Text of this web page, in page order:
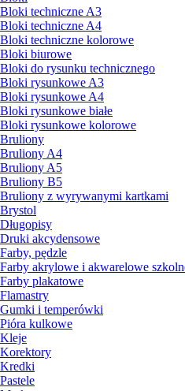
Bloki techniczne A3
Bloki techniczne A4
Bloki techniczne kolorowe
Bloki biurowe
Bloki do rysunku technicznego
Bloki rysunkowe A3
Bloki rysunkowe A4
Bloki rysunkowe białe
Bloki rysunkowe kolorowe
Bruliony
Bruliony A4
Bruliony A5
Bruliony B5
Bruliony z wyrywanymi kartkami
Brystol
Długopisy
Druki akcydensowe
Farby, pędzle
Farby akrylowe i akwarelowe
Farby plakatowe
Flamastry
Gumki i temperówki
Pióra kulkowe
Kleje
Korektory
Kredki
Pastele